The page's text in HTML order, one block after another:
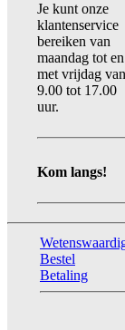
Je kunt onze
klantenservice
bereiken van
maandag tot en
met vrijdag van
9.00 tot 17.00
uur.
Kom langs!
Bestel
Betaling